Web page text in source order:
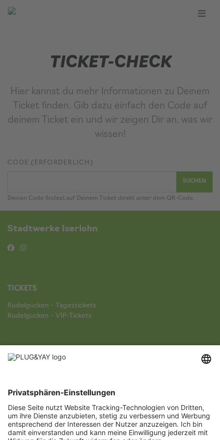
TICKET-CHECK
Hier kannst du mehr Informationen zu Deinem
Ticket finden. Gib dazu einfach den Code auf
deinem Ticket ein und wir zeigen Dir an, was wir
wissen!
CODE (ERFORDERLICH)
Deinen Code findest auf Deinem Ticket direkt unter dem QR-Code.
Stadtwerke Iserlohn
TICKETS
Rudelgucken - Tagestickets
Rudelgucken - VIP-Tickets
UNTERNEHMEN
Datenschutzerklärung
Online-Streitbelegung und alternative Streitschlichtung
Impressum
Für Veranstalter